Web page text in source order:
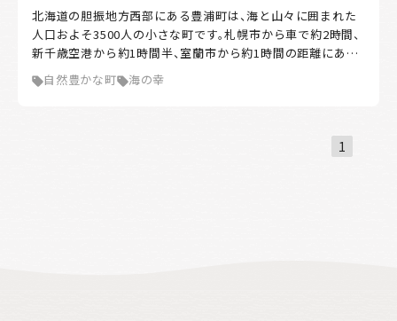
北海道の胆振地方西部にある豊浦町は、海と山々に囲まれた
人口およそ3500人の小さな町です。札幌市から車で約2時間、
新千歳空港から約1時間半、室蘭市から約1時間の距離にあり
ます。 海流の影響で夏は涼しく、冬は道内でも比較的温暖な
気候です。噴火湾（内浦湾）ではホタテの養殖が盛んに行われ、
産地としても知られ、ジャガイモやアサツキの栽培のほか、畜
自然豊かな町 海の幸
1